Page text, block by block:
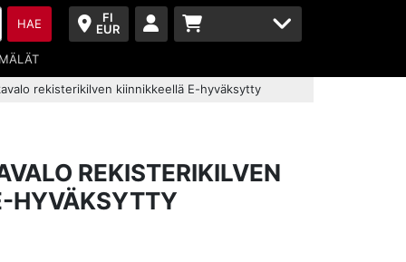
FI
EUR
HAE
rekisterikilven kiinnikkeellä E-hyväksytty
REKISTERIKILVEN
HYVÄKSYTTY